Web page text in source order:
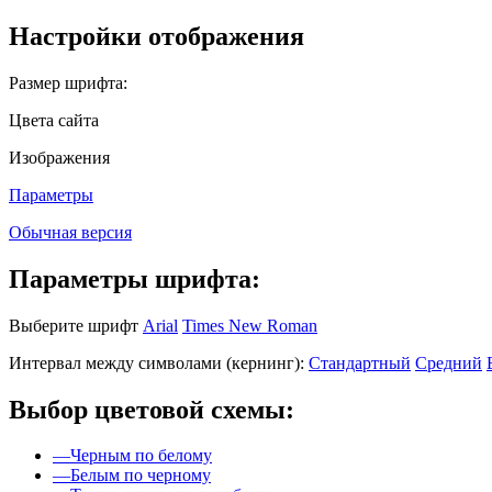
Настройки отображения
Размер шрифта:
Цвета сайта
Изображения
Параметры
Обычная версия
Параметры шрифта:
Выберите шрифт Arial Times New Roman
Интервал между символами (кернинг): Стандартный Средний
Выбор цветовой схемы:
—Черным по белому
—Белым по черному